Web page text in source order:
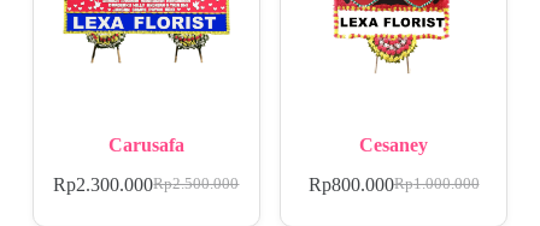
Carusafa
Rp2.500.000
Rp2.300.000
Cesaney
Rp1.000.000
Rp800.000